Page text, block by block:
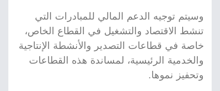
وسيتم توجيه الدعم المالي للمبادرات التي
تنشط الاقتصاد والتشغيل في القطاع الخاص،
خاصة في قطاعات التصدير والأنشطة الإنتاجية
والخدمية الرئيسية، لمساندة هذه القطاعات
وتحفيز نموها.